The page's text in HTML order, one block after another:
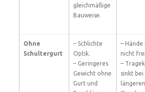
gleichmäßige
Bauweise.
Ohne
Schultergurt
– Schlichte
Optik.
– Geringeres
Gewicht ohne
Gurt und
– Hände
nicht
–
sinkt bei
längeren